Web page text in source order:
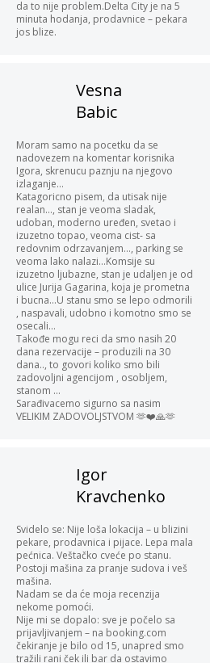
da to nije problem.Delta City je na 5
minuta hodanja, prodavnice – pekara
jos blize.
Vesna
Babic
Moram samo na pocetku da se
nadovezem na komentar korisnika
Igora, skrenucu paznju na njegovo
izlaganje…
Katagoricno pisem, da utisak nije
realan…, stan je veoma sladak,
udoban, moderno uređen, svetao i
izuzetno topao, veoma cist- sa
redovnim odrzavanjem…, parking se
veoma lako nalazi…Komsije su
izuzetno ljubazne, stan je udaljen je od
ulice Jurija Gagarina, koja je prometna
i bucna…U stanu smo se lepo odmorili
, naspavali, udobno i komotno smo se
osecali…
Takođe mogu reci da smo nasih 20
dana rezervacije – produzili na 30
dana.., to govori koliko smo bili
zadovoljni agencijom , osobljem,
stanom …
Sarađivacemo sigurno sa nasim
VELIKIM ZADOVOLJSTVOM 🫶❤️🙏🫶
Igor
Kravchenko
Svidelo se: Nije loša lokacija – u blizini
pekare, prodavnica i pijace. Lepa mala
pećnica. Veštačko cveće po stanu.
Postoji mašina za pranje sudova i veš
mašina.
Nadam se da će moja recenzija
nekome pomoći.
Nije mi se dopalo: sve je počelo sa
prijavljivanjem – na booking.com
čekiranje je bilo od 15, unapred smo
tražili rani ček ili bar da ostavimo